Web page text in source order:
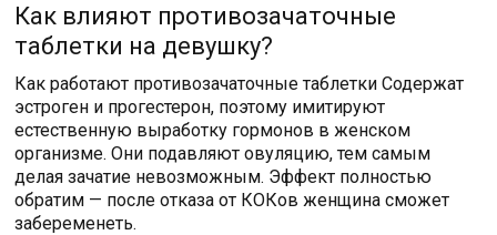
Как влияют противозачаточные
таблетки на девушку?
Как работают противозачаточные таблетки Содержат
эстроген и прогестерон, поэтому имитируют
естественную выработку гормонов в женском
организме. Они подавляют овуляцию, тем самым
делая зачатие невозможным. Эффект полностью
обратим — после отказа от КОКов женщина сможет
забеременеть.